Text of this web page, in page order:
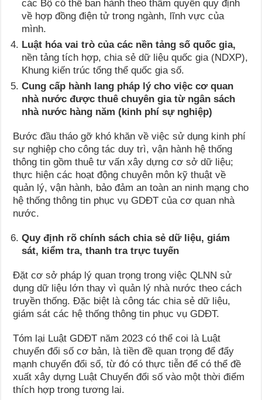
các Bộ có thể ban hành theo thẩm quyền quy định
về hợp đồng điện tử trong ngành, lĩnh vực của
mình.
Luật hóa vai trò của các nền tảng số quốc gia,
nền tảng tích hợp, chia sẻ dữ liệu quốc gia (NDXP),
Khung kiến trúc tổng thể quốc gia số.
Cung cấp hành lang pháp lý cho việc cơ quan
nhà nước được thuê chuyên gia từ ngân sách
nhà nước hàng năm (kinh phí sự nghiệp)
Bước đầu tháo gỡ khó khăn về việc sử dụng kinh phí
sự nghiệp cho công tác duy trì, vận hành hệ thống
thông tin gồm thuê tư vấn xây dựng cơ sở dữ liệu;
thực hiện các hoạt động chuyên môn kỹ thuật về
quản lý, vận hành, bảo đảm an toàn an ninh mạng cho
hệ thống thông tin phục vụ GDĐT của cơ quan nhà
nước.
Quy định rõ chính sách chia sẻ dữ liệu, giám
sát, kiểm tra, thanh tra trực tuyến
Đặt cơ sở pháp lý quan trọng trong việc QLNN sử
dụng dữ liệu lớn thay vì quản lý nhà nước theo cách
truyền thống. Đặc biệt là công tác chia sẻ dữ liệu,
giám sát các hệ thống thông tin phục vụ GDĐT.
Tóm lại Luật GDĐT năm 2023 có thể coi là Luật
chuyển đổi số cơ bản, là tiền đề quan trọng để đẩy
mạnh chuyển đổi số, từ đó có thực tiễn để có thể đề
xuất xây dựng Luật Chuyển đổi số vào một thời điểm
thích hợp trong tương lai.